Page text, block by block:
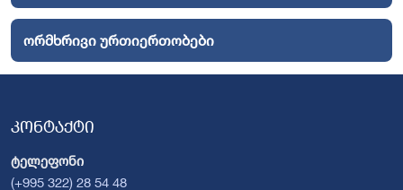
ორმხრივი ურთიერთობები
კონტაქტი
ტელეფონი
(+995 322) 28 54 48